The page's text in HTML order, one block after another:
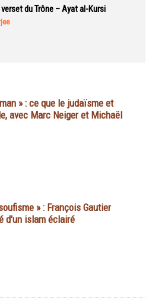
du Trône – Ayat al-Kursi
» : ce que le judaïsme et
avec Marc Neiger et Michaël
» : François Gautier
d'un islam éclairé